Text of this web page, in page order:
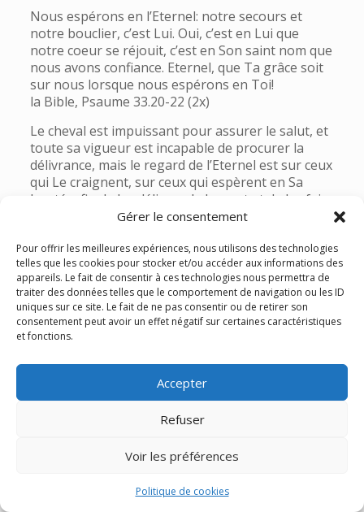
Gérer le consentement
Pour offrir les meilleures expériences, nous utilisons des technologies
telles que les cookies pour stocker et/ou accéder aux informations des
appareils. Le fait de consentir à ces technologies nous permettra de
traiter des données telles que le comportement de navigation ou les ID
uniques sur ce site. Le fait de ne pas consentir ou de retirer son
consentement peut avoir un effet négatif sur certaines caractéristiques
et fonctions.
Accepter
Refuser
Voir les préférences
Politique de cookies
Nous espérons en l’Eternel: notre secours et
notre bouclier, c’est Lui. Oui, c’est en Lui que
notre coeur se réjouit, c’est en Son saint nom que
nous avons confiance. Eternel, que Ta grâce soit
sur nous lorsque nous espérons en Toi!
la Bible, Psaume 33.20-22 (2x)
Le cheval est impuissant pour assurer le salut, et
toute sa vigueur est incapable de procurer la
délivrance, mais le regard de l’Eternel est sur ceux
qui Le craignent, sur ceux qui espèrent en Sa
bonté, afin de les délivrer de la mort et de les faire
vivre, même en temps de famine. Nous espérons
Lui. Oui, c’est en Lui que notre coeur se réjouit,
c’est en Son saint nom que nous avons confiance.
Eternel, que Ta grâce soit sur nous lorsque nous
espérons en Toi!
la Bible, Psaume 33.17-22 (2x)
atteint les nuages. Ta justice est aussi haute que
les montagnes de Dieu, Tes jugements sont
profonds comme le grand océan. Eternel, Tu
secours les hommes et les bêtes. Combien Ta
ailes les hommes cherchent un refuge. Ils se
rassasient de l’abondance de Ta maison, et Tu les
fais boire au torrent de Tes délices, car c’est
auprès de Toi qu’est la source de la vie, et c’est